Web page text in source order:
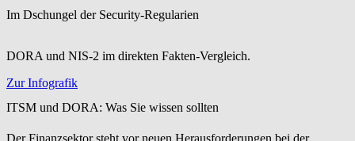
Im Dschungel der Security-Regularien
DORA und NIS-2 im direkten Fakten-Vergleich.
Zur Infografik
ITSM und DORA: Was Sie wissen sollten